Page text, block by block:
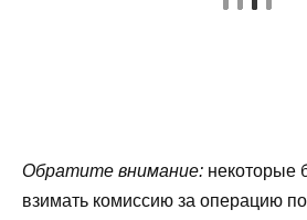
Обратите внимание: некоторые
взимать комиссию за операцию